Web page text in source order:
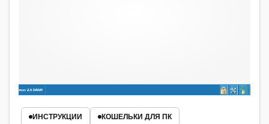
ИНСТРУКЦИИ
КОШЕЛЬКИ ДЛЯ ПК